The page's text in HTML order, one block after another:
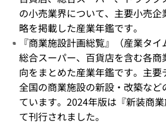
の小売業界について、主要小売
略を掲載した産業年鑑です。
『商業施設計画総覧』（産業タ
総合スーパー、百貨店を含む各
向をまとめた産業年鑑です。主
全国の商業施設の新設・改築な
ています。2024年版は『新装商
て刊行されました。